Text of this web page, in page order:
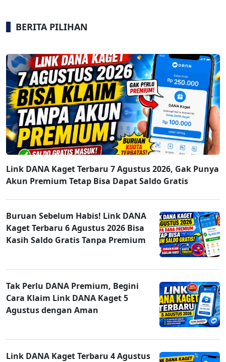
BERITA PILIHAN
Link DANA Kaget Terbaru 7 Agustus 2026, Gak Punya
Akun Premium Tetap Bisa Dapat Saldo Gratis
Buruan Sebelum Habis! Link DANA
Kaget Terbaru 6 Agustus 2026 Bisa
Kasih Saldo Gratis Tanpa Premium
Tak Perlu DANA Premium, Begini
Cara Klaim Link DANA Kaget 5
Agustus dengan Aman
Link DANA Kaget Terbaru 4 Agustus